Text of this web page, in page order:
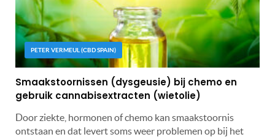
PETER VERMEUL (CBD SPAIN)
Smaakstoornissen (dysgeusie) bij chemo en
gebruik cannabisextracten (wietolie)
Door ziekte, hormonen of chemo kan smaakstoornis
ontstaan en dat levert soms weer problemen op bij het